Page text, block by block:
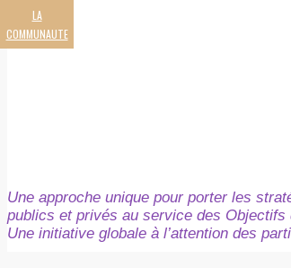
LA
COMMUNAUTE
Une approche unique pour porter les
publics et privés au service des Objectifs
Une initiative globale à l’attention des